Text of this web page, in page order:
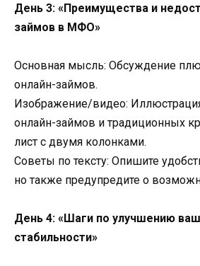
День 3: «Преимущества и
займов в МФО»
Основная мысль: Обсуждение
онлайн-займов.
Изображение/видео:
онлайн-займов и традиционных
лист с двумя колонками.
Советы по тексту: Опишите
но также предупредите о
День 4: «Шаги по улучшению
стабильности»